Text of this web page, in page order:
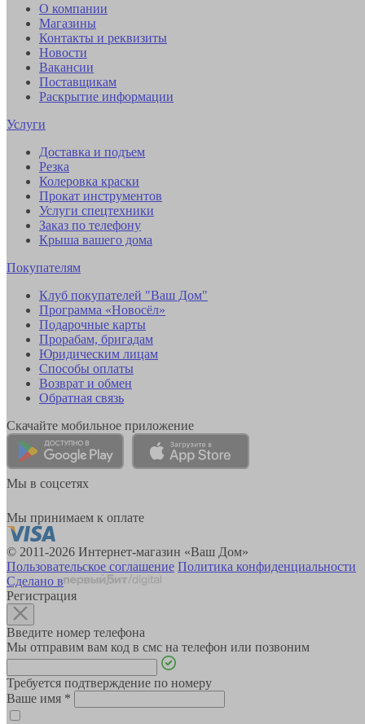
О компании
Магазины
Контакты и реквизиты
Новости
Вакансии
Поставщикам
Раскрытие информации
Услуги
Доставка и подъем
Резка
Колеровка краски
Прокат инструментов
Услуги спецтехники
Заказ по телефону
Крыша вашего дома
Покупателям
Клуб покупателей "Ваш Дом"
Программа «Новосёл»
Подарочные карты
Прорабам, бригадам
Юридическим лицам
Способы оплаты
Возврат и обмен
Обратная связь
Скачайте мобильное приложение
Мы в соцсетях
Мы принимаем к оплате
© 2011-2026 Интернет-магазин «Ваш Дом»
Пользовательское соглашение Политика конфиденциальности
Сделано в
Регистрация
Введите номер телефона
Мы отправим вам код в смс на телефон или позвоним
Требуется подтверждение по номеру
Ваше имя *